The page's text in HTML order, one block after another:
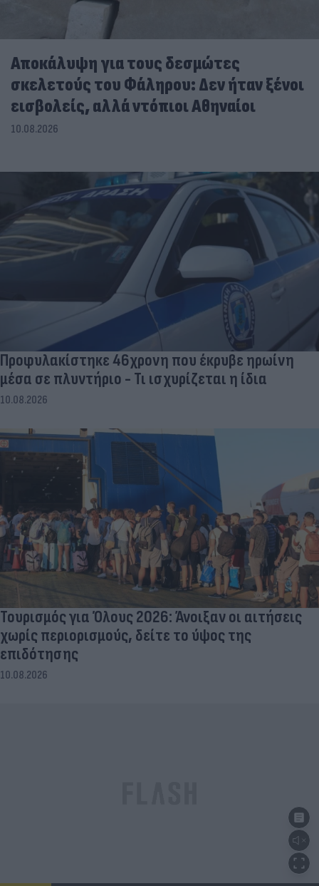
Αποκάλυψη για τους δεσμώτες
σκελετούς του Φάληρου: Δεν ήταν ξένοι
εισβολείς, αλλά ντόπιοι Αθηναίοι
10.08.2026
Προφυλακίστηκε 46χρονη που έκρυβε ηρωίνη
μέσα σε πλυντήριο - Τι ισχυρίζεται η ίδια
10.08.2026
Τουρισμός για Όλους 2026: Άνοιξαν οι αιτήσεις
χωρίς περιορισμούς, δείτε το ύψος της
επιδότησης
10.08.2026